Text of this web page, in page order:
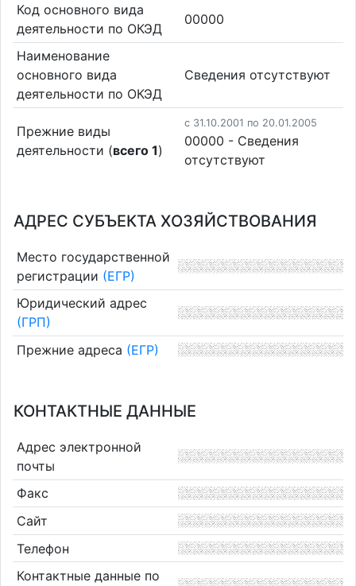
Код основного вида
деятельности по ОКЭД
00000
Наименование
основного вида
деятельности по ОКЭД
Cведения отсутствуют
Прежние виды
деятельности (всего 1)
c 31.10.2001 по 20.01.2005
00000 - Cведения
отсутствуют
АДРЕС СУБЪЕКТА ХОЗЯЙСТВОВАНИЯ
Место государственной
регистрации (ЕГР)
Юридический адрес
(ГРП)
Прежние адреса (ЕГР)
КОНТАКТНЫЕ ДАННЫЕ
Адрес электронной
почты
Факс
Сайт
Телефон
Контактные данные по